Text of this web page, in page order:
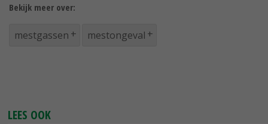
Bekijk meer over:
mestgassen mestongeval
LEES OOK